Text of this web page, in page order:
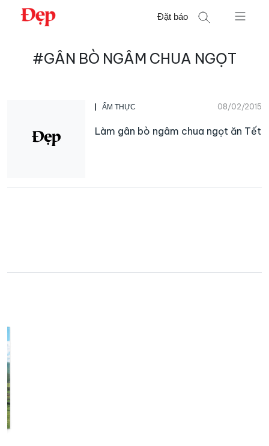
Chuyển
Đặt báo
kiếm#GÂN BÒ NGÂM CHUA NGỌT
ẨM THỰC 08/02/2015
Làm gân bò ngâm chua ngọt ăn Tết